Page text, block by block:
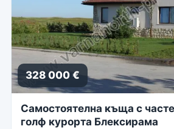
328 000 €
Самостоятелна къща с
голф курорта Блексирама